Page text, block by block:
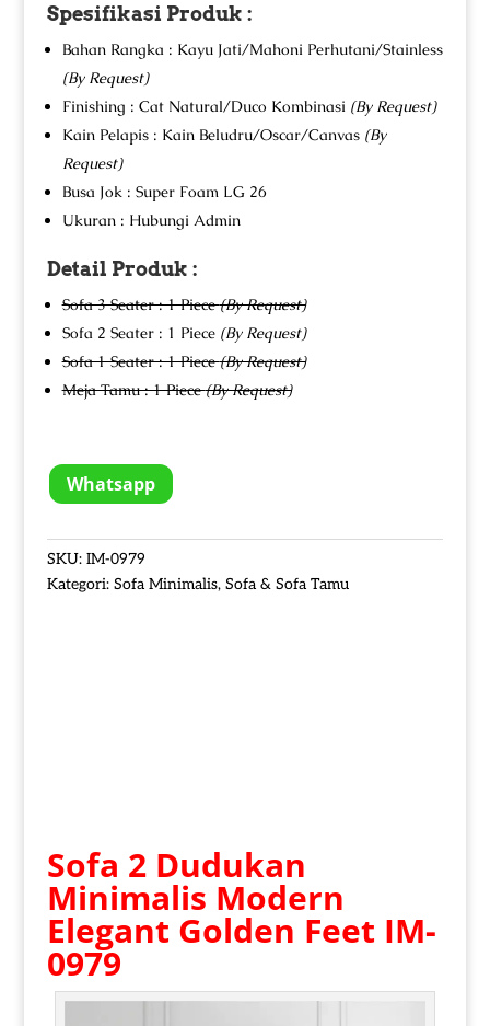
Spesifikasi Produk :
Bahan Rangka : Kayu Jati/Mahoni Perhutani/Stainless
(By Request)
Finishing : Cat Natural/Duco Kombinasi (By Request)
Kain Pelapis : Kain Beludru/Oscar/Canvas (By
Request)
Busa Jok : Super Foam LG 26
Ukuran : Hubungi Admin
Detail Produk :
Sofa 3 Seater : 1 Piece(By Request)
Sofa 2 Seater : 1 Piece (By Request)
Sofa 1 Seater : 1 Piece(By Request)
Meja Tamu : 1 Piece(By Request)
Whatsapp
SKU: IM-0979
Kategori: Sofa Minimalis, Sofa & Sofa Tamu
Sofa 2 Dudukan
Minimalis Modern
Elegant Golden Feet IM-
0979